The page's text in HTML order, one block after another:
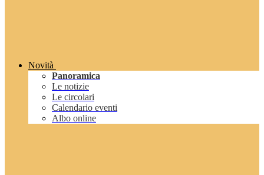
Novità
Panoramica
Le notizie
Le circolari
Calendario eventi
Albo online